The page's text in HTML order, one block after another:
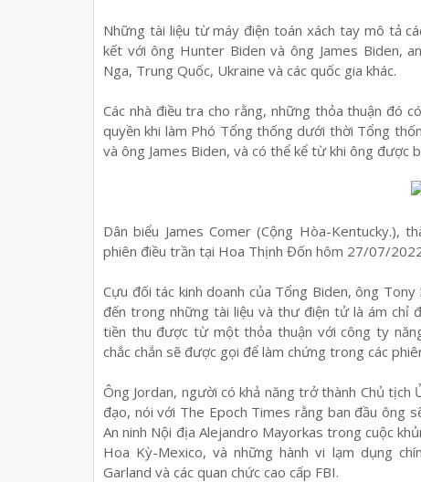
Những tài liệu từ máy điện toán xách tay mô tả
kết với ông Hunter Biden và ông James Biden,
Nga, Trung Quốc, Ukraine và các quốc gia khác.
Các nhà điều tra cho rằng, những thỏa thuận đó
quyền khi làm Phó Tổng thống dưới thời Tổng
và ông James Biden, và có thể kể từ khi ông được
Dân biểu James Comer (Cộng Hòa-Kentucky.),
phiên điều trần tại Hoa Thịnh Đốn hôm 27/07/
Cựu đối tác kinh doanh của Tổng Biden, ông
đến trong những tài liệu và thư điện tử là ám chỉ
tiền thu được từ một thỏa thuận với công ty
chắc chắn sẽ được gọi để làm chứng trong các
Ông Jordan, người có khả năng trở thành Chủ
đạo, nói với The Epoch Times rằng ban đầu ông
An ninh Nội địa Alejandro Mayorkas trong cuộc
Hoa Kỳ-Mexico, và những hành vi lạm dụng
Garland và các quan chức cao cấp FBI.